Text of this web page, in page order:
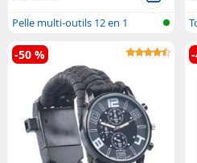
Pelle multi-outils 12 en 1
-50 %